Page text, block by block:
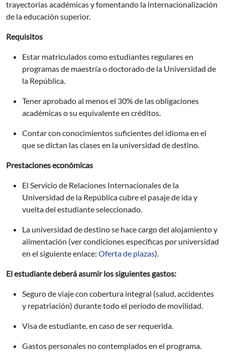
trayectorias académicas y fomentando la internacionalización
de la educación superior.
Requisitos
Estar matriculados como estudiantes regulares en
programas de maestría o doctorado de la Universidad de
la República.
Tener aprobado al menos el 30% de las obligaciones
académicas o su equivalente en créditos.
Contar con conocimientos suficientes del idioma en el
que se dictan las clases en la universidad de destino.
Prestaciones económicas
El Servicio de Relaciones Internacionales de la
Universidad de la República cubre el pasaje de ida y
vuelta del estudiante seleccionado.
La universidad de destino se hace cargo del alojamiento y
alimentación (ver condiciones específicas por universidad
en el siguiente enlace: Oferta de plazas).
El estudiante deberá asumir los siguientes gastos:
Seguro de viaje con cobertura integral (salud, accidentes
y repatriación) durante todo el período de movilidad.
Visa de estudiante, en caso de ser requerida.
Gastos personales no contemplados en el programa.